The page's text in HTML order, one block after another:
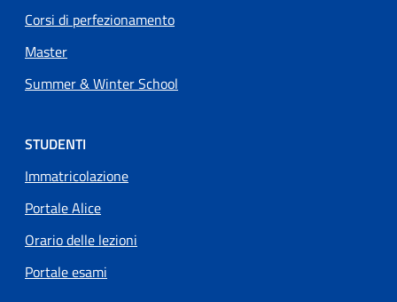
Corsi di perfezionamento
Master
Summer & Winter School
STUDENTI
Immatricolazione
Portale Alice
Orario delle lezioni
Portale esami